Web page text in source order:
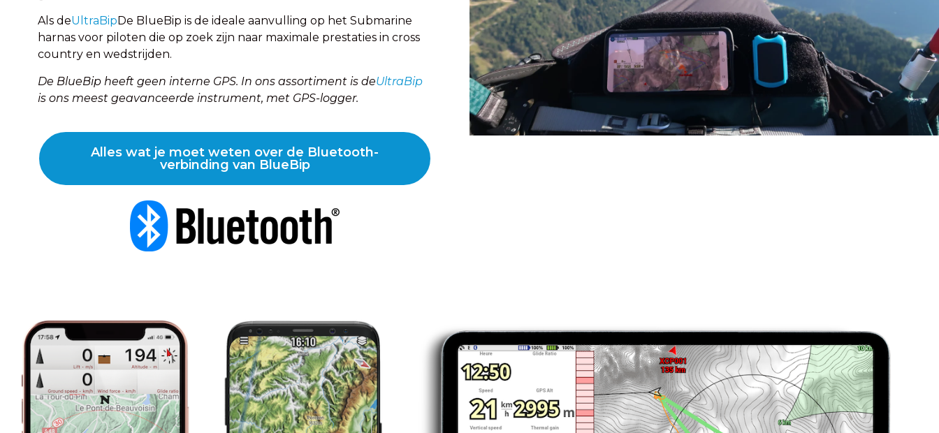
Als deUltraBipDe BlueBip is de ideale aanvulling op het Submarine
harnas voor piloten die op zoek zijn naar maximale prestaties in cross
country en wedstrijden.
De BlueBip heeft geen interne GPS. In ons assortiment is deUltraBip
is ons meest geavanceerde instrument, met GPS-logger.
Alles wat je moet weten over de Bluetooth-
verbinding van BlueBip